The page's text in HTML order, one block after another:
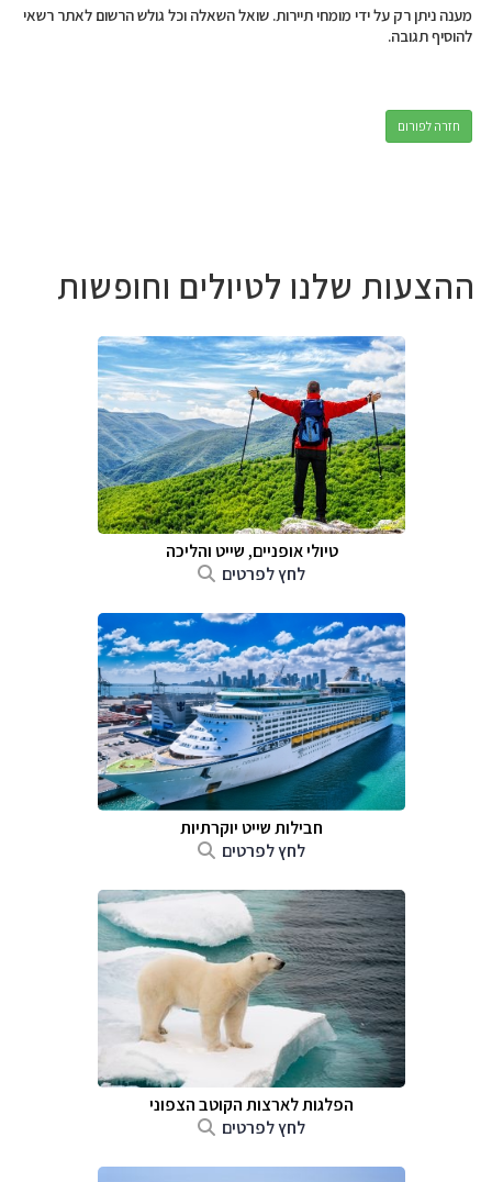
מענה ניתן רק על ידי מומחי תיירות. שואל השאלה וכל גולש הרשום לאתר רשאי
להוסיף תגובה.
חזרה לפורום
ההצעות שלנו לטיולים וחופשות
טיולי אופניים, שייט והליכה
לחץ לפרטים
חבילות שייט יוקרתיות
לחץ לפרטים
הפלגות לארצות הקוטב הצפוני
לחץ לפרטים